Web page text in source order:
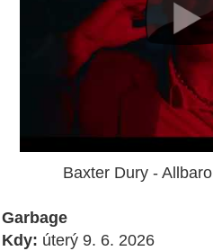
Baxter Dury -
Garbage
Kdy: úterý 9. 6. 2026